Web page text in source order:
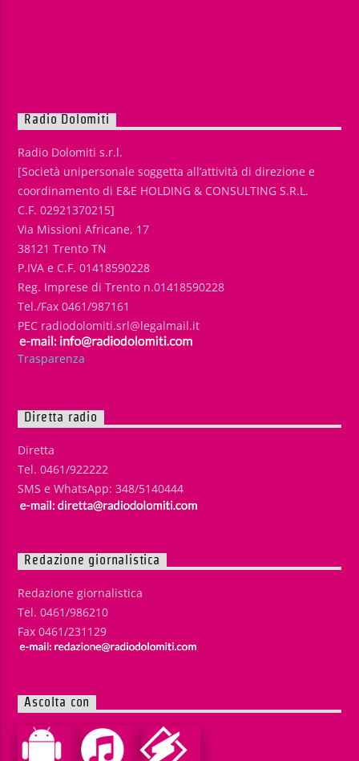
Radio Dolomiti
Radio Dolomiti s.r.l.
[Società unipersonale soggetta all’attività di direzione e
coordinamento di E&E HOLDING & CONSULTING S.R.L.
C.F. 02921370215]
Via Missioni Africane, 17
38121 Trento TN
P.IVA e C.F. 01418590228
Reg. Imprese di Trento n.01418590228
Tel./Fax 0461/987161
PEC radiodolomiti.srl@legalmail.it
Trasparenza
Diretta radio
Diretta
Tel. 0461/922222
SMS e WhatsApp: 348/5140444
Redazione giornalistica
Redazione giornalistica
Tel. 0461/986210
Fax 0461/231129
Ascolta con